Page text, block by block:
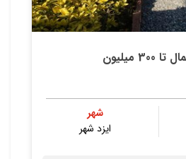
میلیون
شهر
ایزد شهر